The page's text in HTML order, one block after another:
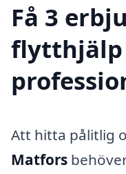
Få 3
flytthjälp
Att hitta pålitlig
Matfors